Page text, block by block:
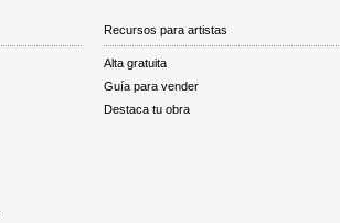
Recursos para artistas
Alta gratuita
Guía para vender
Destaca tu obra